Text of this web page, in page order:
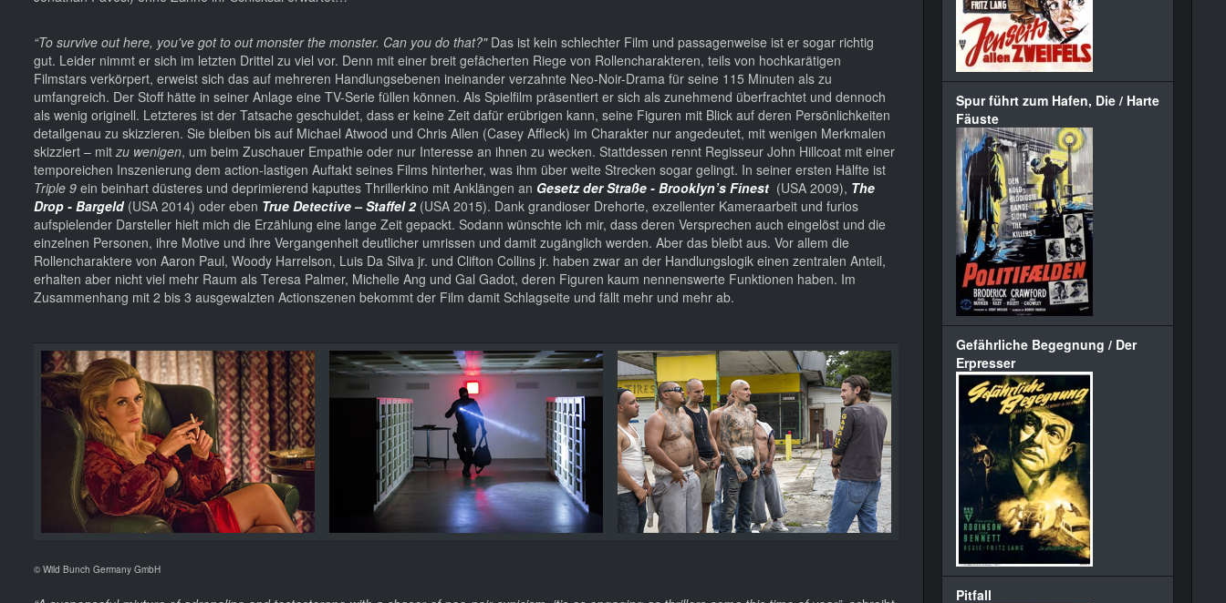
“To survive out here, you've got to out monster the monster. Can you do that?" Das ist kein schlechter Film und passagenweise ist er sogar richtig
gut. Leider nimmt er sich im letzten Drittel zu viel vor. Denn mit einer breit gefächerten Riege von Rollencharakteren, teils von hochkarätigen
Filmstars verkörpert, erweist sich das auf mehreren Handlungsebenen ineinander verzahnte Neo-Noir-Drama für seine 115 Minuten als zu
umfangreich. Der Stoff hätte in seiner Anlage eine TV-Serie füllen können. Als Spielfilm präsentiert er sich als zunehmend überfrachtet und dennoch
als wenig originell. Letzteres ist der Tatsache geschuldet, dass er keine Zeit dafür erübrigen kann, seine Figuren mit Blick auf deren Persönlichkeiten
detailgenau zu skizzieren. Sie bleiben bis auf Michael Atwood und Chris Allen (Casey Affleck) im Charakter nur angedeutet, mit wenigen Merkmalen
skizziert – mit zu wenigen, um beim Zuschauer Empathie oder nur Interesse an ihnen zu wecken. Stattdessen rennt Regisseur John Hillcoat mit einer
temporeichen Inszenierung dem action-lastigen Auftakt seines Films hinterher, was ihm über weite Strecken sogar gelingt. In seiner ersten Hälfte ist
Triple 9 ein beinhart düsteres und deprimierend kaputtes Thrillerkino mit Anklängen an Gesetz der Straße - Brooklyn’s Finest (USA 2009), The
Drop - Bargeld(USA 2014) oder eben True Detective – Staffel 2(USA 2015). Dank grandioser Drehorte, exzellenter Kameraarbeit und furios
aufspielender Darsteller hielt mich die Erzählung eine lange Zeit gepackt. Sodann wünschte ich mir, dass deren Versprechen auch eingelöst und die
einzelnen Personen, ihre Motive und ihre Vergangenheit deutlicher umrissen und damit zugänglich werden. Aber das bleibt aus. Vor allem die
Rollencharaktere von Aaron Paul, Woody Harrelson, Luis Da Silva jr. und Clifton Collins jr. haben zwar an der Handlungslogik einen zentralen Anteil,
erhalten aber nicht viel mehr Raum als Teresa Palmer, Michelle Ang und Gal Gadot, deren Figuren kaum nennenswerte Funktionen haben. Im
Zusammenhang mit 2 bis 3 ausgewalzten Actionszenen bekommt der Film damit Schlagseite und fällt mehr und mehr ab.
© Wild Bunch Germany GmbH
Spur führt zum Hafen, Die / Harte
Fäuste
Gefährliche Begegnung / Der
Erpresser
Pitfall